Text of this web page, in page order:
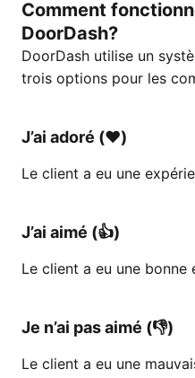
Comment
DoorDash?
DoorDash utilise un
trois options pour les
J’ai adoré (♥️)
Le client a eu une
J’ai aimé (👍)
Le client a eu une bonne
Je n’ai pas aimé (👎)
Le client a eu une